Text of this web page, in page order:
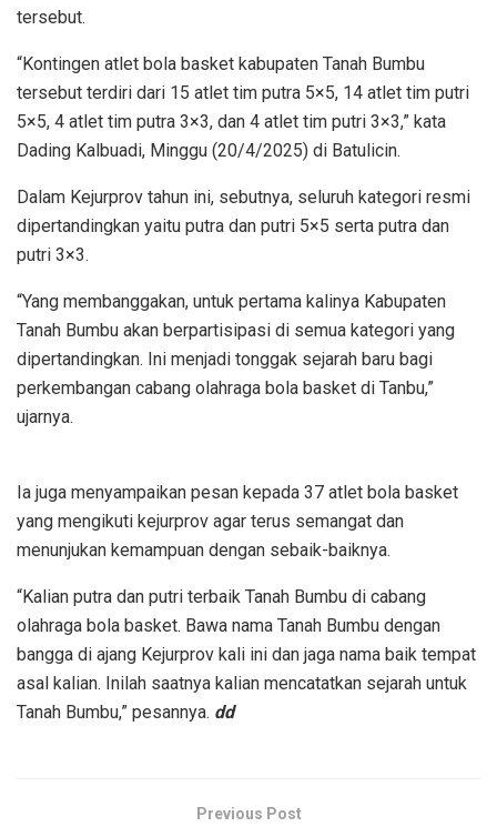
tersebut.
“Kontingen atlet bola basket kabupaten Tanah Bumbu
tersebut terdiri dari 15 atlet tim putra 5×5, 14 atlet tim putri
5×5, 4 atlet tim putra 3×3, dan 4 atlet tim putri 3×3,” kata
Dading Kalbuadi, Minggu (20/4/2025) di Batulicin.
Dalam Kejurprov tahun ini, sebutnya, seluruh kategori resmi
dipertandingkan yaitu putra dan putri 5×5 serta putra dan
putri 3×3.
“Yang membanggakan, untuk pertama kalinya Kabupaten
Tanah Bumbu akan berpartisipasi di semua kategori yang
dipertandingkan. Ini menjadi tonggak sejarah baru bagi
perkembangan cabang olahraga bola basket di Tanbu,”
ujarnya.
Ia juga menyampaikan pesan kepada 37 atlet bola basket
yang mengikuti kejurprov agar terus semangat dan
menunjukan kemampuan dengan sebaik-baiknya.
“Kalian putra dan putri terbaik Tanah Bumbu di cabang
olahraga bola basket. Bawa nama Tanah Bumbu dengan
bangga di ajang Kejurprov kali ini dan jaga nama baik tempat
asal kalian. Inilah saatnya kalian mencatatkan sejarah untuk
Tanah Bumbu,” pesannya. dd
Previous Post